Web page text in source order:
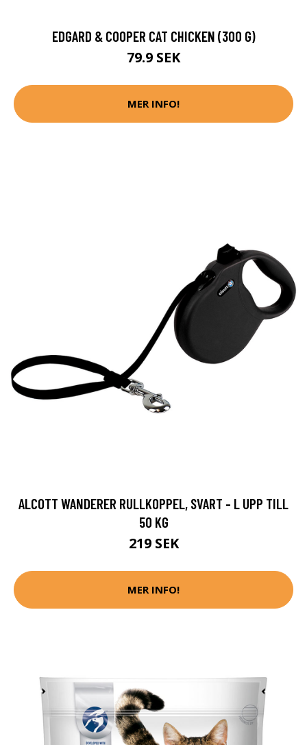
EDGARD & COOPER CAT CHICKEN (300 G)
79.9 SEK
MER INFO!
ALCOTT WANDERER RULLKOPPEL, SVART - L UPP TILL
50 KG
219 SEK
MER INFO!